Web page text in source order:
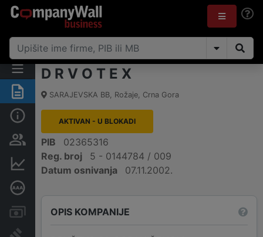
Sažetak
Osobe i vlasništvo
Finansijski podaci
Računi i blokade
D R V O T E X
SARAJEVSKA BB, Rožaje, Crna Gora
AKTIVAN - U BLOKADI
PIB
02365316
Reg. broj
5 - 0144784 / 009
Datum osnivanja
07.11.2002.
OPIS KOMPANIJE